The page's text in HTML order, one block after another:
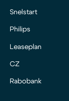
Snelstart
Philips
Leaseplan
CZ
Rabobank